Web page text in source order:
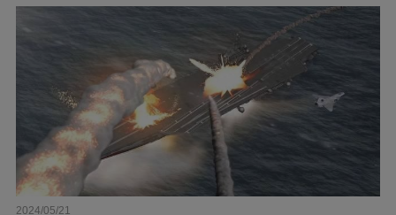
2024/05/21